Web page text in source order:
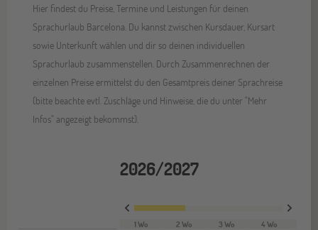
Hier findest du Preise, Termine und Leistungen für deinen
Sprachurlaub Barcelona. Du kannst zwischen Kursdauer, Kursart
sowie Unterkunft wählen und dir so deinen individuellen
Sprachurlaub zusammenstellen. Durch Zusammenrechnen der
einzelnen Preise ermittelst du den Gesamtpreis deiner Sprachreise
(bitte beachte evtl. Zuschläge und Hinweise, die du unter "Mehr
Infos" angezeigt bekommst).
2026/2027
1 Wo 2 Wo 3 Wo 4 Wo